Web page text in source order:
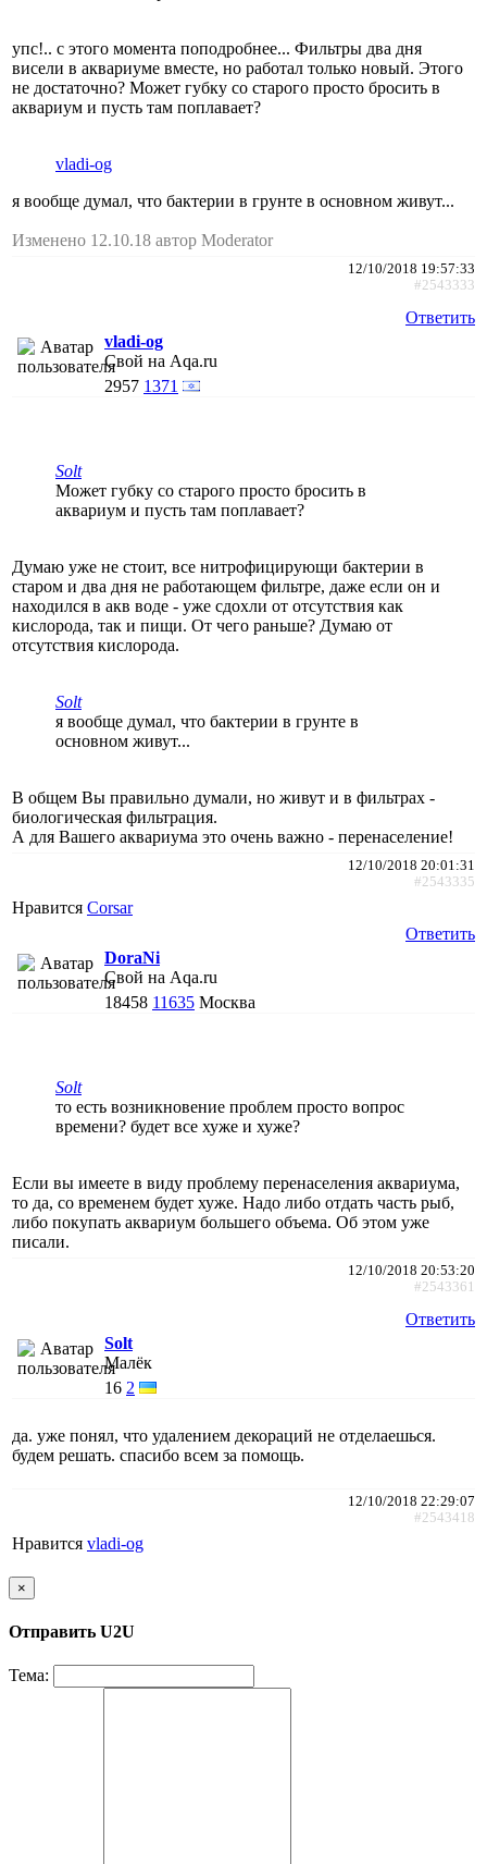
упс!.. с этого момента поподробнее... Фильтры два дня
висели в аквариуме вместе, но работал только новый. Этого
не достаточно? Может губку со старого просто бросить в
аквариум и пусть там поплавает?
vladi-og
я вообще думал, что бактерии в грунте в основном живут...
Изменено 12.10.18 автор Moderator
12/10/2018 19:57:33
#2543333
Ответить
vladi-og
Свой на Aqa.ru
2957 1371
Solt
Может губку со старого просто бросить в
аквариум и пусть там поплавает?
Думаю уже не стоит, все нитрофицирующи бактерии в
старом и два дня не работающем фильтре, даже если он и
находился в акв воде - уже сдохли от отсутствия как
кислорода, так и пищи. От чего раньше? Думаю от
отсутствия кислорода.
Solt
я вообще думал, что бактерии в грунте в
основном живут...
В общем Вы правильно думали, но живут и в фильтрах -
биологическая фильтрация.
А для Вашего аквариума это очень важно - перенаселение!
12/10/2018 20:01:31
#2543335
Нравится Corsar
Ответить
DoraNi
Свой на Aqa.ru
18458 11635 Москва
Solt
то есть возникновение проблем просто вопрос
времени? будет все хуже и хуже?
Если вы имеете в виду проблему перенаселения аквариума,
то да, со временем будет хуже. Надо либо отдать часть рыб,
либо покупать аквариум большего объема. Об этом уже
писали.
12/10/2018 20:53:20
#2543361
Ответить
Solt
Малёк
16 2
да. уже понял, что удалением декораций не отделаешься.
будем решать. спасибо всем за помощь.
12/10/2018 22:29:07
#2543418
Нравится vladi-og
×
Отправить U2U
Тема: